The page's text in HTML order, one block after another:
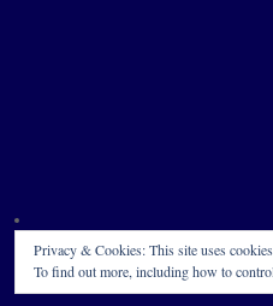
Privacy & Cookies: This site uses
To find out more, including how to